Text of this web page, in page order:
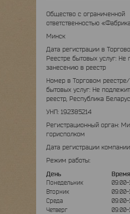
Общество с ограниченной
ответственностью
Минск
Дата регистрации в
Реестре бытовых услуг: Не
занесению в реестр
Номер в Торговом
бытовых услуг: Не
реестр, Республика
УНП: 192385214
Регистрационный орган:
горисполком
Дата регистрации
Режим работы:
День
Понедельник 09:00-
Вторник
09:00-
Среда
09:00-
Четверг
09:00-